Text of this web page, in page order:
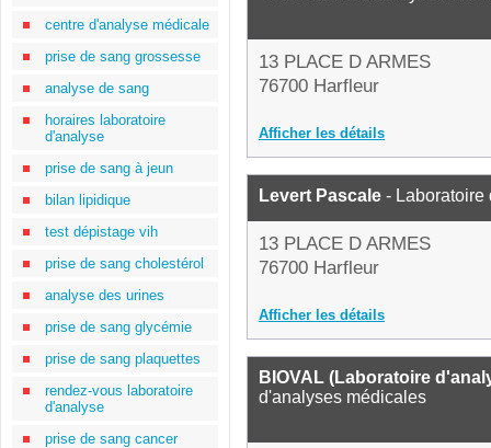
centre d'analyse médicale
prise de sang grossesse
analyse de sang
horaires laboratoire
d'analyse
prise de sang à jeun
bilan lipidique
test dépistage vih
prise de sang cholestérol
analyse des urines
prise de sang glycémie
prise de sang plaquettes
rendez-vous laboratoire
d'analyse
prise de sang cancer
13 PLACE D ARMES
76700 Harfleur
Afficher les détails
Levert Pascale - Laboratoire
13 PLACE D ARMES
76700 Harfleur
Afficher les détails
BIOVAL (Laboratoire
d'analyses médicales